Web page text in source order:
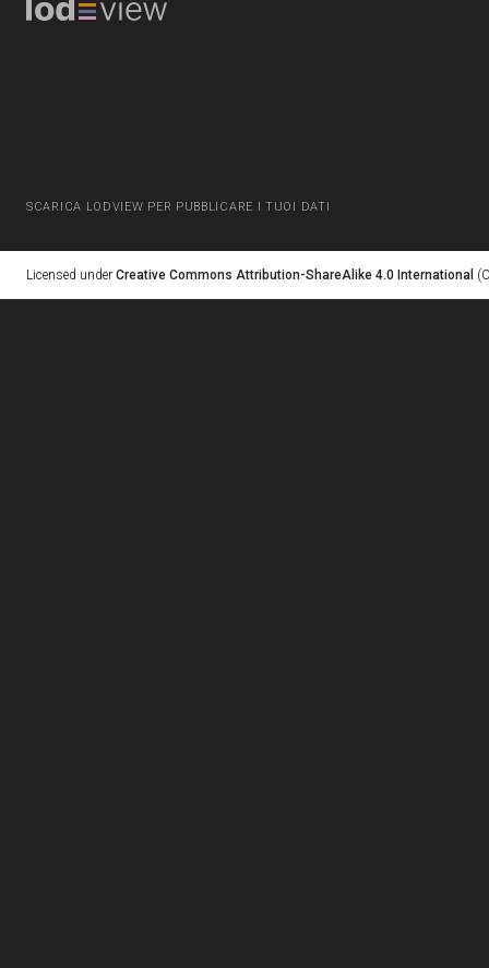
SCARICA LODVIEW PER PUBBLICARE I TUOI DATI
Licensed under Creative Commons Attribution-ShareAlike 4.0 International